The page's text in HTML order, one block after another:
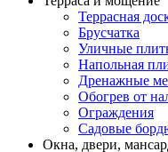
Террасная
Брусчатка
Уличные
Напольная
Дренажные
Обогрев от
Ограждения
Садовые
Окна, двери,